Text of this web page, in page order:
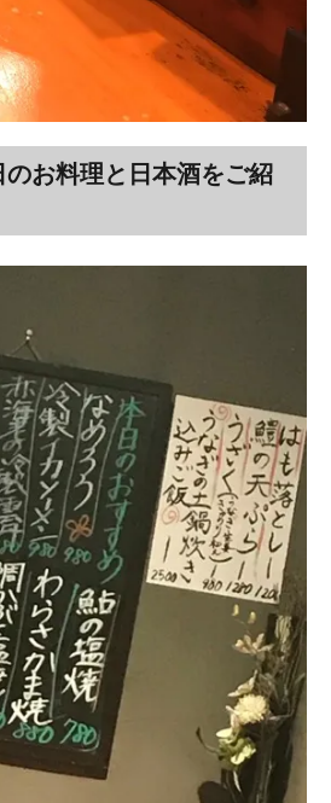
お料理と日本酒をご紹